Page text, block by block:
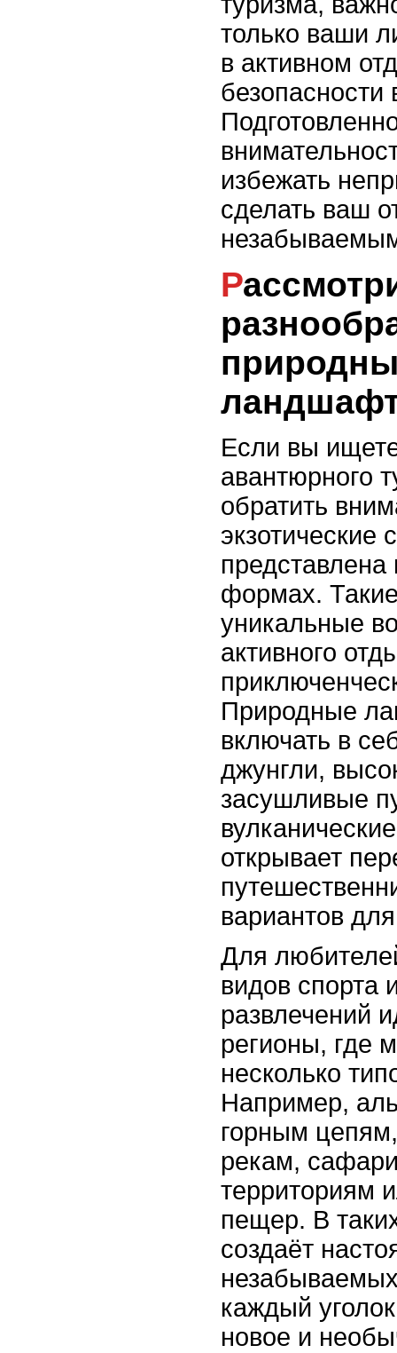
только ваши
в активном
безопасности
избежать
сделать ваш
Рассмотрите страну с
Если вы
авантюрного
обратить
экзотические
формах.
уникальные
активного
Природные
включать в
джунгли,
засушливые
открывает
вариантов
Для
видов спорта
развлечений
регионы, где
несколько
Например,
горным
рекам,
территориям
пещер. В
создаёт
каждый
новое и